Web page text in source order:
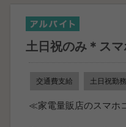
土日祝のみ＊ス
交通費支給 土日祝勤務
≪家電量販店のスマホ